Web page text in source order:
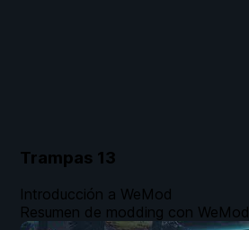
Trampas 13
Introducción a WeMod
Resumen de modding con WeMod